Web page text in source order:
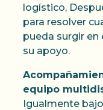
logístico,
para resolver
pueda surgir en
su apoyo.
equipo
Igualmente